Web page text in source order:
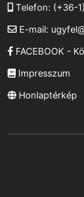
Telefon: (+36-
E-mail:
FACEBOOK -
Impresszum
Honlaptérkép